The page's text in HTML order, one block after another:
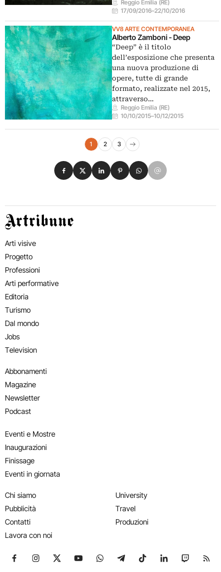
Reggio Emilia (RE)
17/09/2016–22/10/2016
VV8 ARTE CONTEMPORANEA
Alberto Zamboni - Deep
“Deep” è il titolo
dell’esposizione che presenta
una nuova produzione di
opere, tutte di grande
formato, realizzate nel 2015,
attraverso…
Reggio Emilia (RE)
10/10/2015–10/12/2015
Navigazione eventi
1 2 3
Pagina successiva
Condividi su Facebook
Condividi su X
Condividi su LinkedIn
Condividi su Pinterest
Condividi su WhatsApp
Condividi su Email
Artribune
Arti visive
Progetto
Professioni
Arti performative
Editoria
Turismo
Dal mondo
Jobs
Television
Abbonamenti
Magazine
Newsletter
Podcast
Eventi e Mostre
Inaugurazioni
Finissage
Eventi in giornata
Chi siamo
Pubblicità
Contatti
Lavora con noi
University
Travel
Produzioni
Seguici su Facebook
Seguici su Instagram
Seguici su X
Seguici su YouTube
Seguici su WhatsApp
Seguici su Telegram
Seguici su TikTok
Seguici su
Seguici